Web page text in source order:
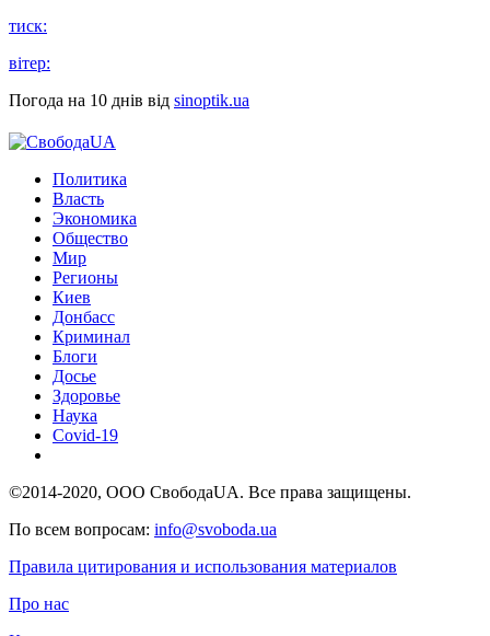
тиск:
вітер:
Погода на 10 днів від sinoptik.ua
Политика
Власть
Экономика
Общество
Мир
Регионы
Киев
Донбасс
Криминал
Блоги
Досье
Здоровье
Наука
Covid-19
©2014-2020, ООО СвободаUA. Все права защищены.
По всем вопросам: info@svoboda.ua
Правила цитирования и использования материалов
Про нас